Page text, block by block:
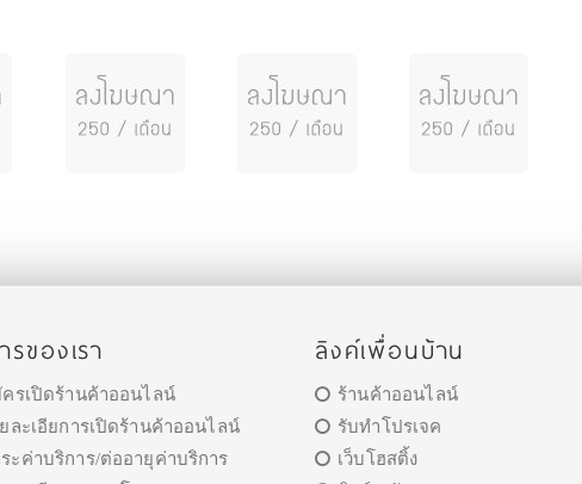
รของเรา
รเปิดร้านค้าออนไลน์
ละเอียการเปิดร้านค้าออนไลน์
ะค่าบริการ/ต่ออายุค่าบริการ
ลิงค์เพื่อนบ้าน
ร้านค้าออนไลน์
รับทำโปรเจค
เว็บโฮสติ้ง